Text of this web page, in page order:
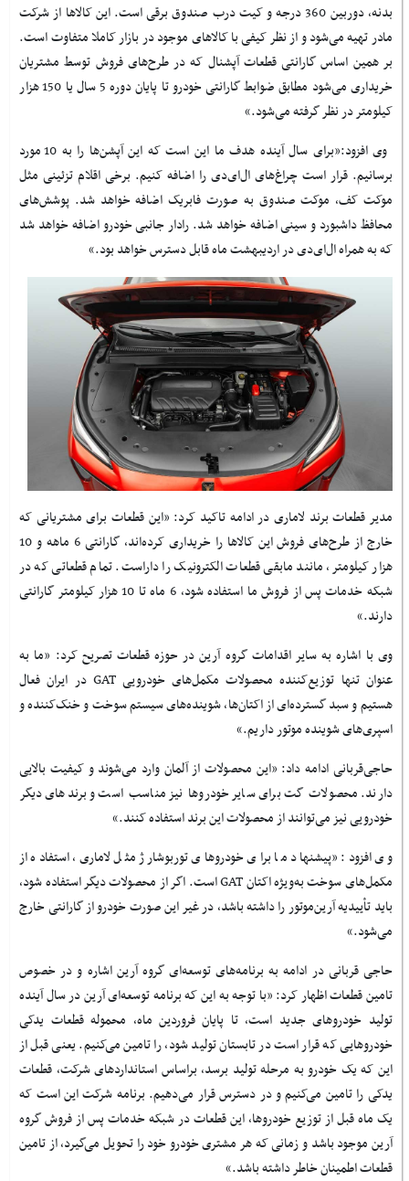
بدنه، دوربین 360 درجه و کیت درب صندوق برقی است. این کالاها از شرکت
مادر تهیه می‌شود و از نظر کیفی با کالاهای موجود در بازار کاملا متفاوت است.
بر همین اساس گارانتی قطعات آپشنال که در طرح‌های فروش توسط مشتریان
خریداری می‌شود مطابق ضوابط گارانتی خودرو تا پایان دوره 5 سال یا 150 هزار
کیلومتر در نظر گرفته می‌شود.»
وی افزود:«برای سال آینده هدف ما این است که این آپشن‌ها را به 10 مورد
برسانیم. قرار است چراغ‌های ال‌ای‌دی را اضافه کنیم. برخی اقلام تزئینی مثل
موکت کف،‌ موکت صندوق به صورت فابریک اضافه خواهد شد. پوشش‌های
محافظ داشبورد و سینی اضافه خواهد شد. رادار جانبی خودرو اضافه خواهد شد
که به همراه ال‌ای‌دی در اردیبهشت ماه قابل دسترس خواهد بود.»
مدیر قطعات برند لاماری در ادامه تاکید کرد: «این قطعات برای مشتریانی که
خارج از طرح‌های فروش این کالاها را خریداری کرده‌اند، گارانتی 6 ماهه و 10
هزار کیلومتر، مانند مابقی قطعات الکترونیک را داراست. تمام قطعاتی که در
شبکه خدمات پس از فروش ما استفاده شود، 6 ماه تا 10 هزار کیلومتر گارانتی
دارند.
»
وی با اشاره به سایر اقدامات گروه آرین در حوزه قطعات تصریح کرد: «ما به
عنوان تنها توزیع‌کننده محصولات مکمل‌های خودرویی GATدر ایران فعال
هستیم و سبد گسترده‌ای از اکتان‌ها، شوینده‌های سیستم سوخت و خنک‌کننده و
اسپری‌های شوینده موتور داریم.»
حاجی‌قربانی ادامه داد: «این محصولات از آلمان وارد می‌شوند و کیفیت بالایی
دارند. محصولات گت برای سایر خودروها نیز مناسب است و برندهای دیگر
خودرویی نیز میتوانند از محصولات این برند استفاده کنند.»
وی افزود: «پیشنهاد ما برای خودروهای توربوشارژ مثل لاماری، استفاده از
مکمل‌های سوخت به‌ویژه اکتانGATاست. اگر از محصولات دیگر استفاده شود،
باید تأییدیه آرین‌موتور را داشته باشد، در غیر این صورت خودرو از گارانتی خارج
می‌شود.»
حاجی قربانی در ادامه به برنامه‌های توسعه‌ای گروه آرین اشاره و در خصوص
تامین قطعات اظهار کرد: «با توجه به این که برنامه توسعه‌ای آرین در سال آینده
تولید خودروهای جدید است، تا پایان فروردین ماه، محموله قطعات یدکی
خودروهایی که قرار است در تابستان تولید شود، را تامین می‌کنیم. یعنی قبل از
این که یک خودرو به مرحله تولید برسد، براساس استانداردهای شرکت، قطعات
یدکی را تامین می‌کنیم و در دسترس قرار می‌دهیم. برنامه شرکت این است که
یک ماه قبل از توزیع خودروها، این قطعات در شبکه خدمات پس از فروش گروه
آرین موجود باشد و زمانی که هر مشتری خودرو خود را تحویل می‌گیرد، از تامین
قطعات اطمینان خاطر داشته باشد.»